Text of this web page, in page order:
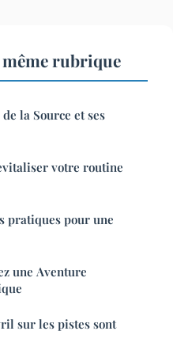
rubrique
la Source et ses
votre routine
pratiques pour une
une Aventure
sur les pistes sont